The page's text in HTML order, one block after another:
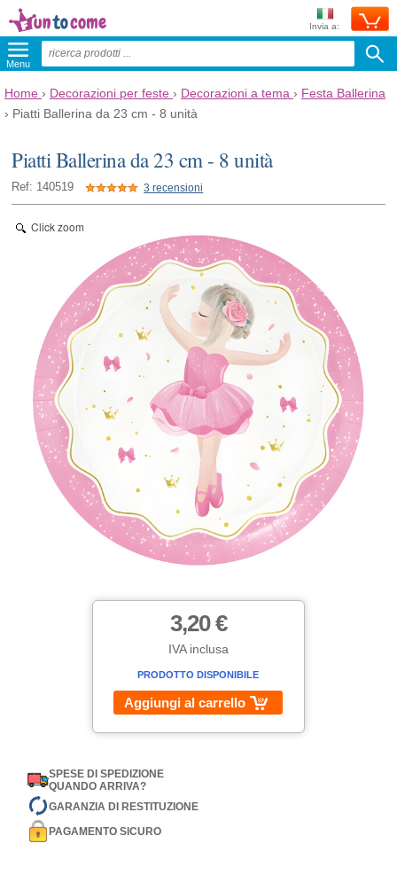
Invia a:
Menu
Home › Decorazioni per feste › Decorazioni a tema › Festa Ballerina
› Piatti Ballerina da 23 cm - 8 unità
Piatti Ballerina da 23 cm - 8 unità
Ref: 140519 3 recensioni
Click zoom
3,20 €
IVA inclusa
PRODOTTO DISPONIBILE
Aggiungi al carrello
SPESE DI SPEDIZIONE
QUANDO ARRIVA?
GARANZIA DI RESTITUZIONE
PAGAMENTO SICURO